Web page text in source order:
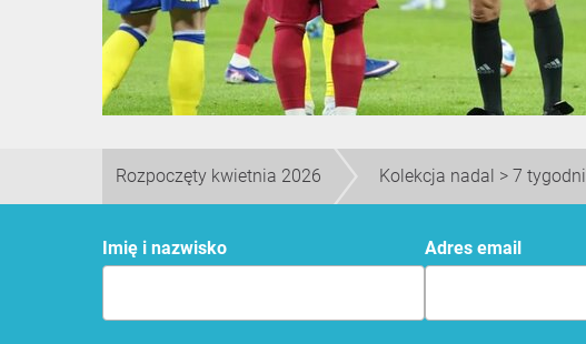
Rozpoczęty kwietnia 2026 Kolekcja nadal > 7 tygodni
Imię i nazwisko Adres email